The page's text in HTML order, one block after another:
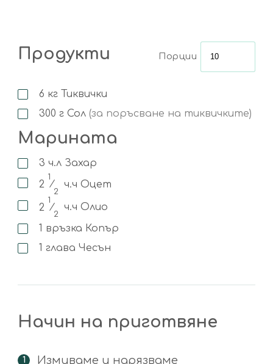
Продукти Порции
6 кг Тиквички
300 г Сол (за поръсване на тиквичките)
Марината
3 ч.л Захар
2
1
⁄
2
ч.ч Оцет
2
1
⁄
2
ч.ч Олио
1 връзка Копър
1 глава Чесън
Начин на приготвяне
Измиваме и нарязваме